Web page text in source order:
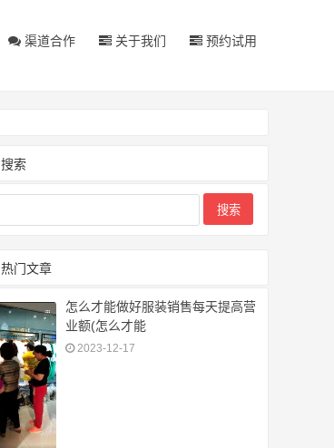
渠道合作 关于我们 预约试用
搜索
热门文章
怎么才能做好服装销售每天提高营
业额(怎么才能
2023-12-17